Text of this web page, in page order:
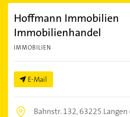
Hoffmann Immobilien
Immobilienhandel
IMMOBILIEN
E-Mail
Bahnstr. 132,63225 Langen